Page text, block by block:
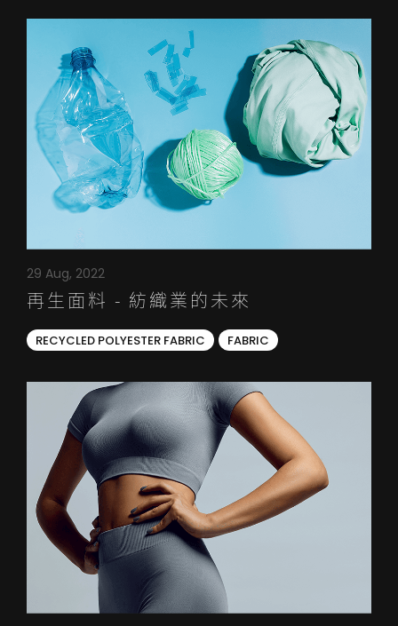
29 Aug, 2022
再生面料 - 紡織業的未來
RECYCLED POLYESTER FABRIC FABRIC